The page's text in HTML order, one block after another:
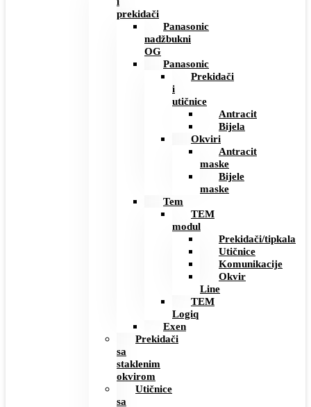
prekidači
Panasonic
nadžbukni
OG
Panasonic
Prekidači
i
utičnice
Antracit
Bijela
Okviri
Antracit
maske
Bijele
maske
Tem
TEM
modul
Prekidači/tipkala
Utičnice
Komunikacije
Okvir
Line
TEM
Logiq
Exen
Prekidači
sa
staklenim
okvirom
Utičnice
sa